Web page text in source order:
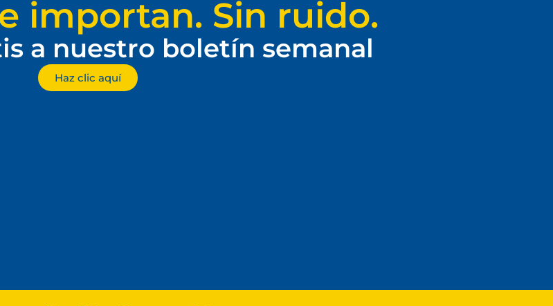
importan. Sin ruido.
a nuestro boletín semanal
Haz clic aquí